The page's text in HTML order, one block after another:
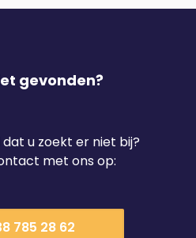
gevonden?
u zoekt er niet bij?
met ons op:
785 28 62